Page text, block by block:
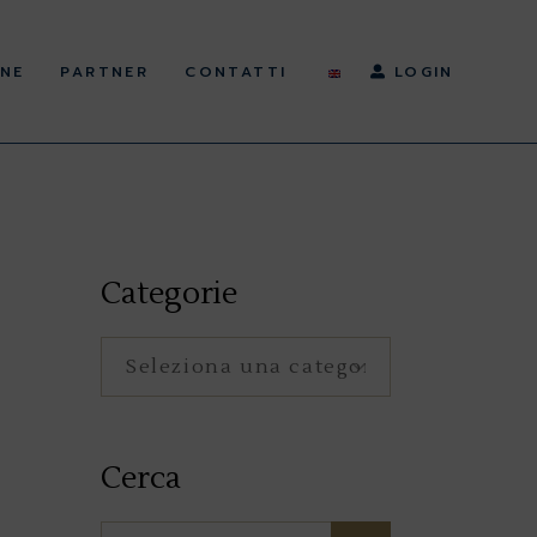
PARTNER CONTATTI LOGIN
Categorie
Cerca